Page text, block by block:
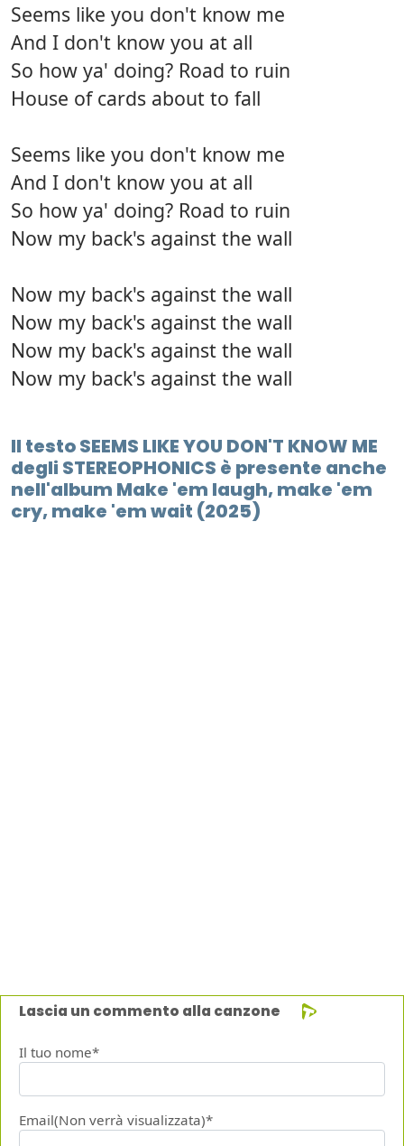
Seems like you don't know me
And I don't know you at all
So how ya' doing? Road to ruin
House of cards about to fall
Seems like you don't know me
And I don't know you at all
So how ya' doing? Road to ruin
Now my back's against the wall
Now my back's against the wall
Now my back's against the wall
Now my back's against the wall
Now my back's against the wall
Il testo SEEMS LIKE YOU DON'T KNOW ME
degli STEREOPHONICS è presente anche
nell'album Make 'em laugh, make 'em
cry, make 'em wait (2025)
Lascia un commento alla canzone
Il tuo nome*
Email(Non verrà visualizzata)*